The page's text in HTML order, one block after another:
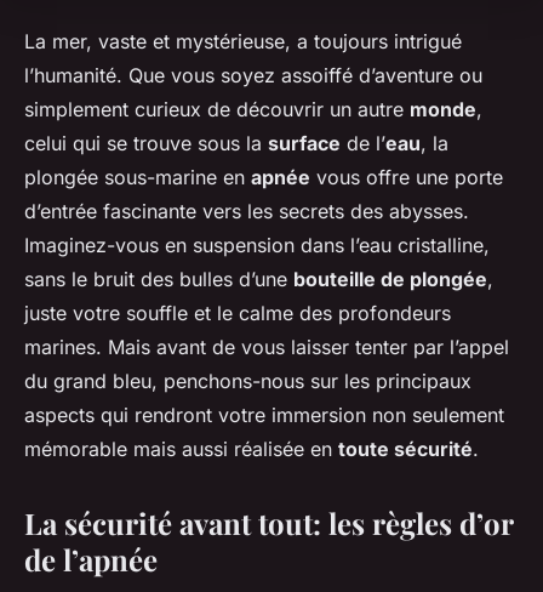
La mer, vaste et mystérieuse, a toujours intrigué
l’humanité. Que vous soyez assoiffé d’aventure ou
simplement curieux de découvrir un autre monde,
celui qui se trouve sous la surface de l’eau, la
plongée sous-marine en apnée vous offre une porte
d’entrée fascinante vers les secrets des abysses.
Imaginez-vous en suspension dans l’eau cristalline,
sans le bruit des bulles d’une bouteille de plongée,
juste votre souffle et le calme des profondeurs
marines. Mais avant de vous laisser tenter par l’appel
du grand bleu, penchons-nous sur les principaux
aspects qui rendront votre immersion non seulement
mémorable mais aussi réalisée en toute sécurité.
La sécurité avant tout: les règles d’or
de l’apnée